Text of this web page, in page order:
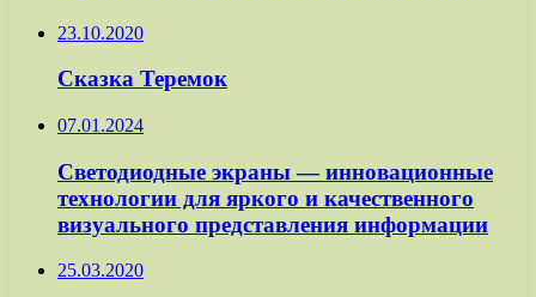
23.10.2020
Сказка Теремок
07.01.2024
Светодиодные экраны — инновационные
технологии для яркого и качественного
визуального представления информации
25.03.2020